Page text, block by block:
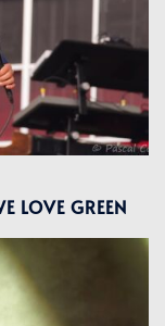
LOVE GREEN